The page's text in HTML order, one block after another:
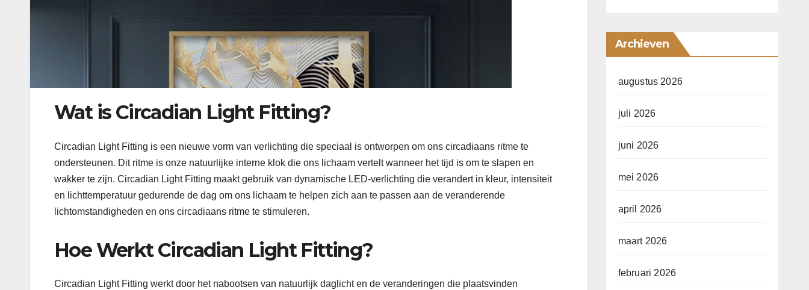
Wat is Circadian Light Fitting?
Circadian Light Fitting is een nieuwe vorm van verlichting die speciaal is ontworpen om ons circadiaans ritme te
ondersteunen. Dit ritme is onze natuurlijke interne klok die ons lichaam vertelt wanneer het tijd is om te slapen en
wakker te zijn. Circadian Light Fitting maakt gebruik van dynamische LED-verlichting die verandert in kleur, intensiteit
en lichttemperatuur gedurende de dag om ons lichaam te helpen zich aan te passen aan de veranderende
lichtomstandigheden en ons circadiaans ritme te stimuleren.
Hoe Werkt Circadian Light Fitting?
Circadian Light Fitting werkt door het nabootsen van natuurlijk daglicht en de veranderingen die plaatsvinden
Archieven
augustus 2026
juli 2026
juni 2026
mei 2026
april 2026
maart 2026
februari 2026